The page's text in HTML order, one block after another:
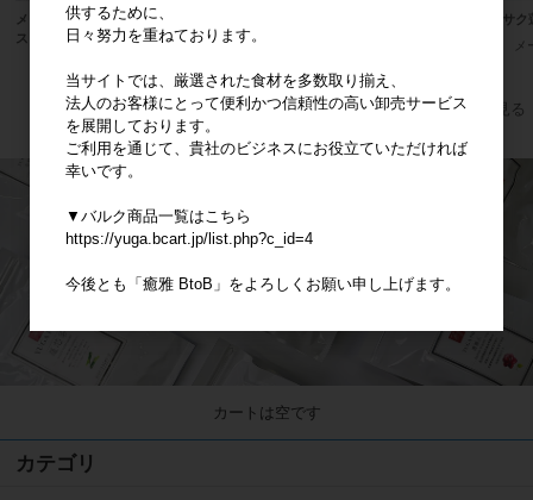
メーカー直販 業務用 なつめチップ
ス 500g
サクサ
すべてのおすすめ商品を見る
カートは空です
カテゴリ
供するために、
日々努力を重ねております。
当サイトでは、厳選された食材を多数取り揃え、
法人のお客様にとって便利かつ信頼性の高い卸売サービス
を展開しております。
ご利用を通じて、貴社のビジネスにお役立ていただければ
幸いです。
▼バルク商品一覧はこちら
https://yuga.bcart.jp/list.php?c_id=4
今後とも「癒雅 BtoB」をよろしくお願い申し上げます。